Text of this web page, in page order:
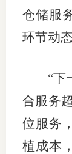
仓储服
环节动
“下一
合服务
位服务
植成本